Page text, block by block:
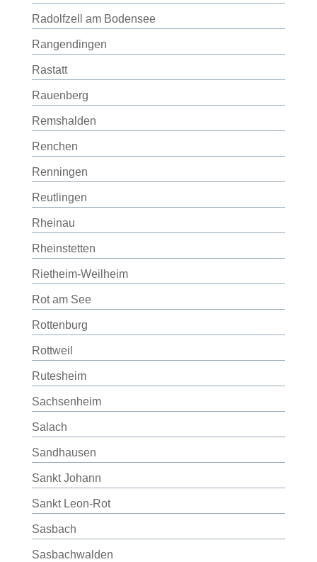
Radolfzell am Bodensee
Rangendingen
Rastatt
Rauenberg
Remshalden
Renchen
Renningen
Reutlingen
Rheinau
Rheinstetten
Rietheim-Weilheim
Rot am See
Rottenburg
Rottweil
Rutesheim
Sachsenheim
Salach
Sandhausen
Sankt Johann
Sankt Leon-Rot
Sasbach
Sasbachwalden